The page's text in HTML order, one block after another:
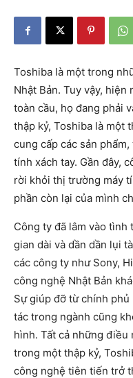
Toshiba là một trong
Nhật Bản. Tuy vậy,
toàn cầu, họ đang phải
thập kỷ, Toshiba là một
cung cấp các sản
tính xách tay. Gần đây,
rời khỏi thị trường máy
phần còn lại của mình
Công ty đã lâm vào
gian dài và dần dần lụi
các công ty như Sony,
công nghệ Nhật Bản
Sự giúp đỡ từ chính
tác trong ngành cũng
hình. Tất cả những điều
trong một thập kỷ,
công nghệ tiên tiến trở